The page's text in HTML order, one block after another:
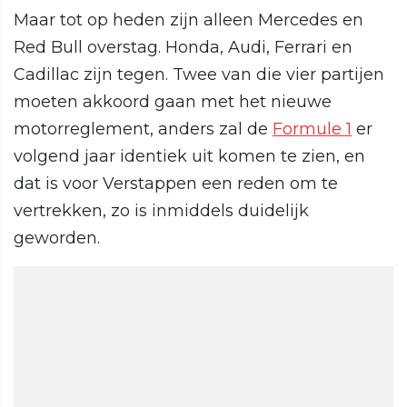
Maar tot op heden zijn alleen Mercedes en
Red Bull overstag. Honda, Audi, Ferrari en
Cadillac zijn tegen. Twee van die vier partijen
moeten akkoord gaan met het nieuwe
motorreglement, anders zal de Formule 1 er
volgend jaar identiek uit komen te zien, en
dat is voor Verstappen een reden om te
vertrekken, zo is inmiddels duidelijk
geworden.